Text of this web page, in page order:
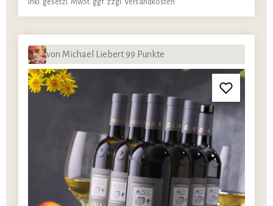
Inkl. gesetzl. MwSt. ggf. zzgl. Versandkosten
von Michael Liebert 99 Punkte